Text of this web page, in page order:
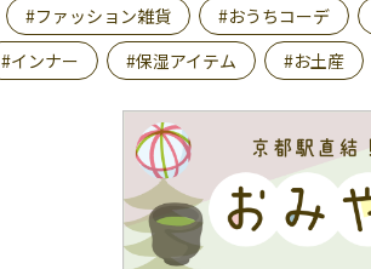
#ファッション雑貨 #おうちコーデ
#インナー
#保湿アイテム #お土産